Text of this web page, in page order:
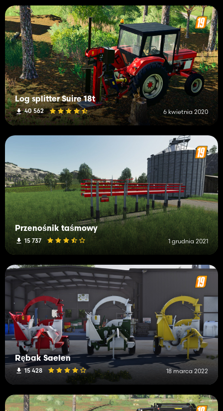
Log splitter Suire 18t
40 562 6 kwietnia 2020
Przenośnik taśmowy
15 737 1 grudnia 2021
Rębak Saelen
15 428 18 marca 2022